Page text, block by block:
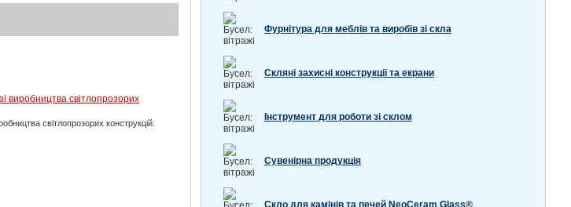
виробництва світлопрозорих
світлопрозорих конструкцій.
Фурнітура для меблів та виробів зі скла
Скляні захисні конструкції та екрани
Інструмент для роботи зі склом
Сувенірна продукція
Скло для камінів та печей NeoCeram Glass®